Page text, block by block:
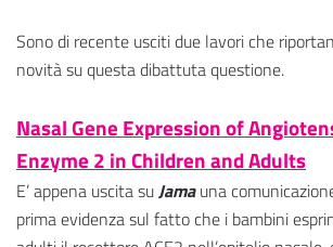
Sono di recente usciti due lavori che
novità su questa dibattuta questione.
Nasal Gene Expression of
Enzyme 2 in Children and Adults
E’ appena uscita suJamauna
prima evidenza sul fatto che i bambini